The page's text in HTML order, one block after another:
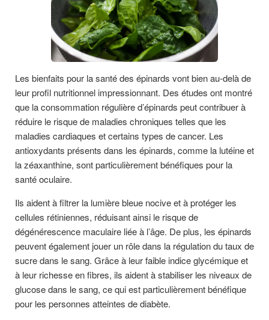
Les bienfaits pour la santé des épinards vont bien au-delà de
leur profil nutritionnel impressionnant. Des études ont montré
que la consommation régulière d’épinards peut contribuer à
réduire le risque de maladies chroniques telles que les
maladies cardiaques et certains types de cancer. Les
antioxydants présents dans les épinards, comme la lutéine et
la zéaxanthine, sont particulièrement bénéfiques pour la
santé oculaire.
Ils aident à filtrer la lumière bleue nocive et à protéger les
cellules rétiniennes, réduisant ainsi le risque de
dégénérescence maculaire liée à l’âge. De plus, les épinards
peuvent également jouer un rôle dans la régulation du taux de
sucre dans le sang. Grâce à leur faible indice glycémique et
à leur richesse en fibres, ils aident à stabiliser les niveaux de
glucose dans le sang, ce qui est particulièrement bénéfique
pour les personnes atteintes de diabète.